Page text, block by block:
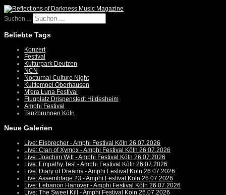
Suchen ...
Beliebte Tags
Konzert
Festival
Kulturpark Deutzen
NCN
Nocturnal Culture Night
Kulttempel Oberhausen
M'era Luna Festival
Flugplatz Drispenstedt Hildesheim
Amphi Festival
Tanzbrunnen Köln
Neue Galerien
Live: Eisbrecher - Amphi Festival Köln 26.07.2026
Live: Clan of Xymox - Amphi Festival Köln 26.07.2026
Live: Joachim Witt - Amphi Festival Köln 26.07.2026
Live: Empathy Test - Amphi Festival Köln 26.07.2026
Live: Diary of Dreams - Amphi Festival Köln 26.07.2026
Live: Assemblage 23 - Amphi Festival Köln 26.07.2026
Live: Lebanon Hanover - Amphi Festival Köln 26.07.2026
Live: The Sweet Kill - Amphi Festival Köln 26.07.2026